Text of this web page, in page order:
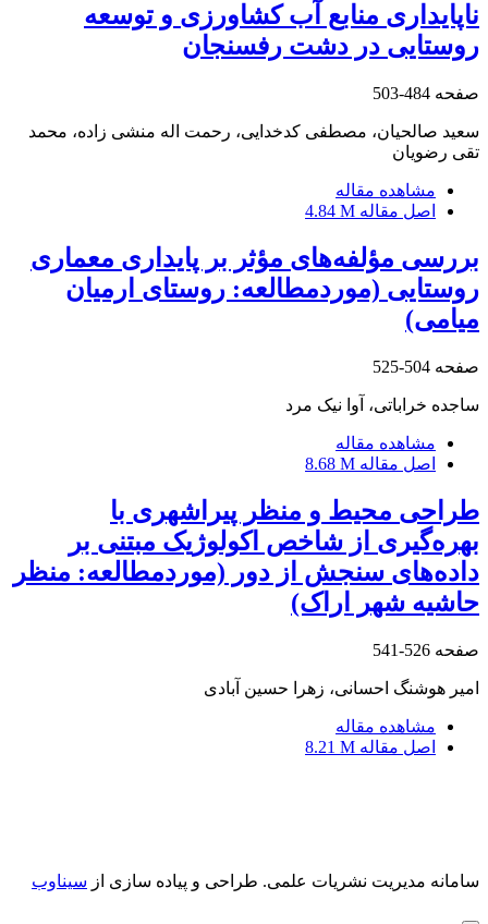
ناپایداری منابع آب کشاورزی و توسعه
روستایی در دشت رفسنجان
صفحه 484-503
سعید صالحیان، مصطفی کدخدایی، رحمت اله منشی زاده، محمد
تقی رضویان
مشاهده مقاله
اصل مقاله 4.84 M
بررسی مؤلفه‌های مؤثر بر پایداری معماری
روستایی (موردمطالعه: روستای ارمیان
میامی)
صفحه 504-525
ساجده خراباتی، آوا نیک مرد
مشاهده مقاله
اصل مقاله 8.68 M
طراحی محیط و منظر پیراشهری با
بهره‌گیری از شاخص اکولوژیک مبتنی بر
داده‌های سنجش از دور (موردمطالعه: منظر
حاشیه شهر اراک)
صفحه 526-541
امیر هوشنگ احسانی، زهرا حسین آبادی
مشاهده مقاله
اصل مقاله 8.21 M
سامانه مدیریت نشریات علمی. طراحی و پیاده سازی از سیناوب